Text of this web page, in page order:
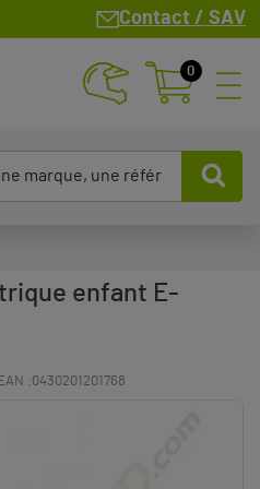
Contact / SAV
0
enfant E-
EAN :0430201201768